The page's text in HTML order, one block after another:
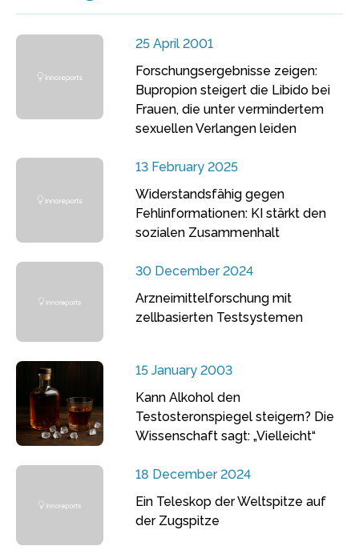
25 April 2001
Forschungsergebnisse zeigen:
Bupropion steigert die Libido bei
Frauen, die unter vermindertem
sexuellen Verlangen leiden
13 February 2025
Widerstandsfähig gegen
Fehlinformationen: KI stärkt den
sozialen Zusammenhalt
30 December 2024
Arzneimittelforschung mit
zellbasierten Testsystemen
15 January 2003
Kann Alkohol den
Testosteronspiegel steigern? Die
Wissenschaft sagt: „Vielleicht“
18 December 2024
Ein Teleskop der Weltspitze auf
der Zugspitze